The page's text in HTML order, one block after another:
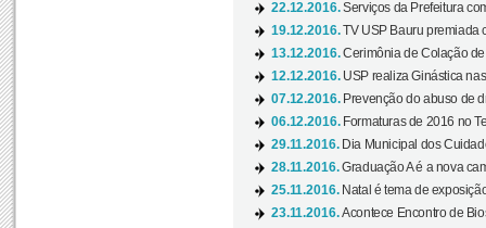
22.12.2016.Serviços da Prefeitura
19.12.2016.TV USP Bauru premiada
13.12.2016.Cerimônia de Colação
12.12.2016. USP realiza Ginástica
07.12.2016. Prevenção do abuso de
06.12.2016. Formaturas de 2016 no
29.11.2016. Dia Municipal dos
28.11.2016.Graduação A é a nova
25.11.2016. Natal é tema de
23.11.2016.Acontece Encontro de